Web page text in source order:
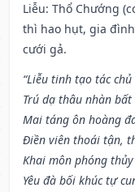
Liễu: Thổ Chướng
thì hao hụt, gia
cưới gả.
“Liễu tinh tạo tác
Trú dạ thâu nhàn bất
Mai táng ôn hoàng
Điền viên thoái tận,
Khai môn phóng
Yêu đà bối khúc tự